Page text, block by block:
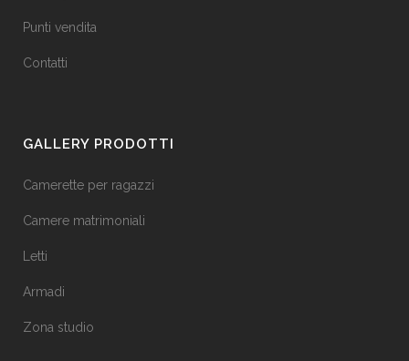
Punti vendita
Contatti
GALLERY PRODOTTI
Camerette per ragazzi
Camere matrimoniali
Letti
Armadi
Zona studio